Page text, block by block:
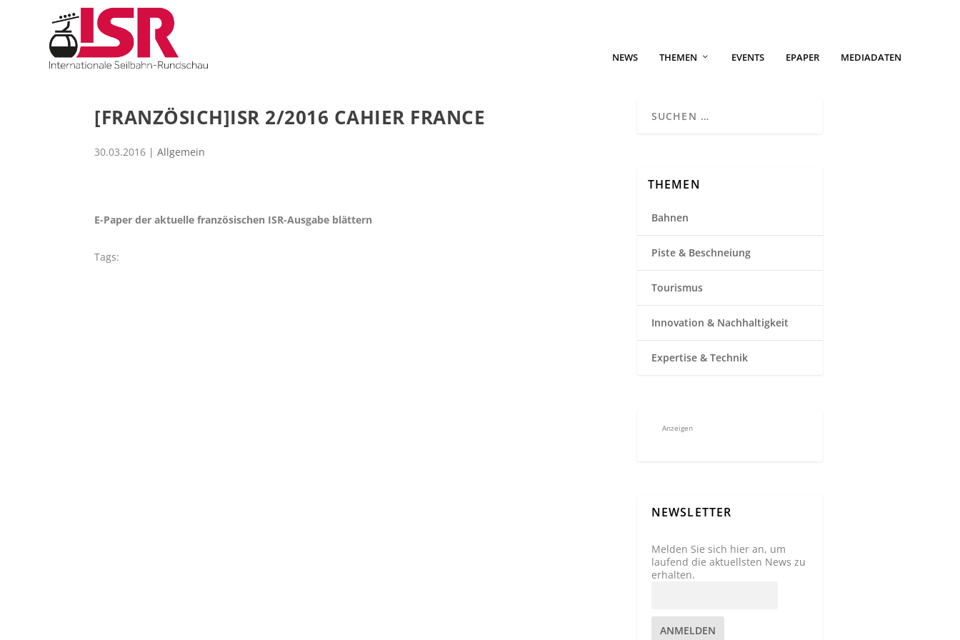
NEWS THEMEN EVENTS EPAPER MEDIADATEN
[FRANZÖSICH]ISR 2/2016 CAHIER FRANCE
30.03.2016 | Allgemein
E-Paper der aktuelle französischen ISR-Ausgabe blättern
Tags:
THEMEN
Bahnen
Piste & Beschneiung
Tourismus
Innovation & Nachhaltigkeit
Expertise & Technik
Anzeigen
NEWSLETTER
Melden Sie sich hier an, um
laufend die aktuellsten News zu
erhalten.
ANMELDEN